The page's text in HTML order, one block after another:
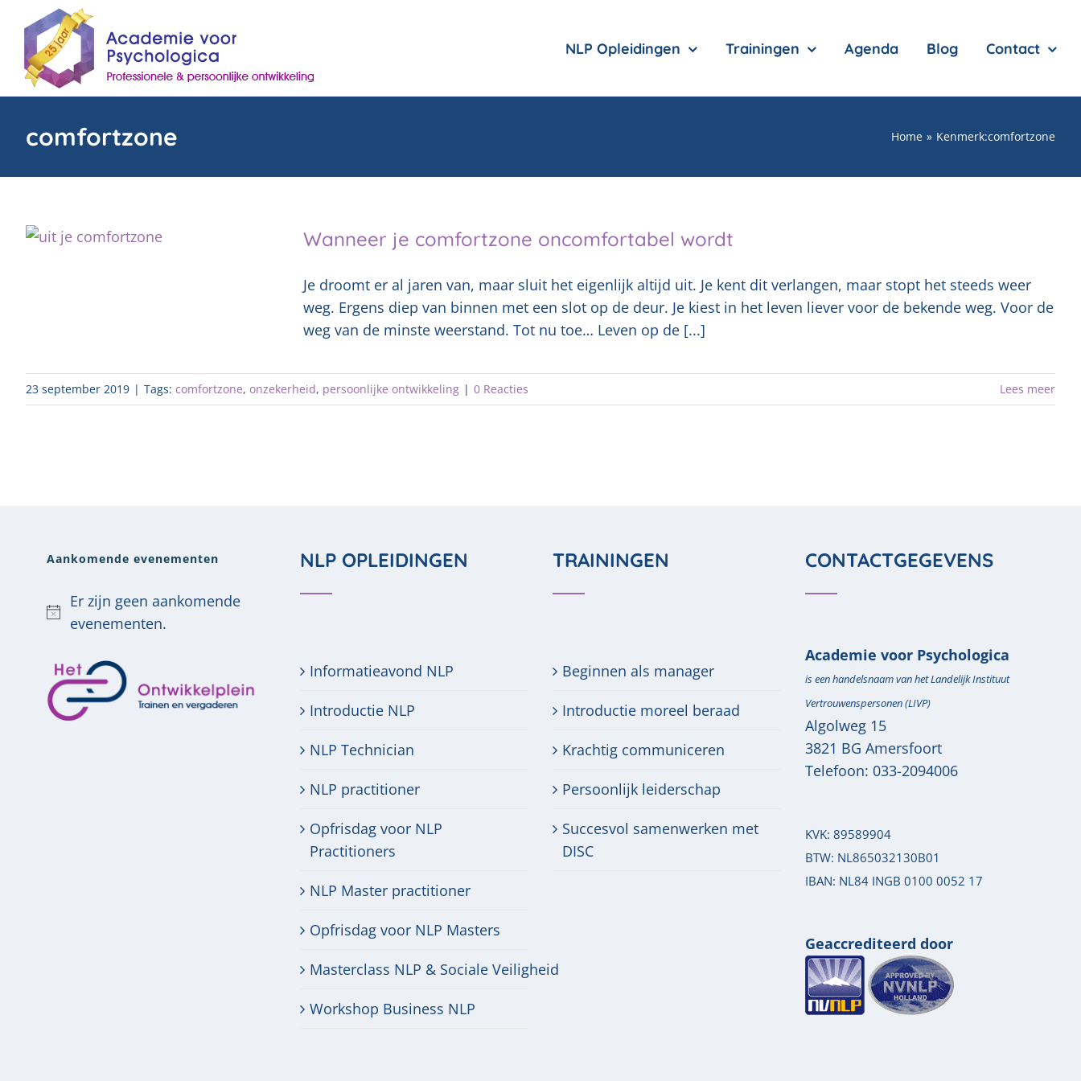
content
NLP Opleidingen Trainingen Agenda Blog Contact
comfortzone Home Kenmerk:comfortzone
Wanneer je comfortzone oncomfortabel wordt
Je droomt er al jaren van, maar sluit het eigenlijk altijd uit. Je kent dit verlangen, maar stopt het steeds weer
weg. Ergens diep van binnen met een slot op de deur. Je kiest in het leven liever voor de bekende weg. Voor de
weg van de minste weerstand. Tot nu toe… Leven op de [...]
23 september 2019 | Tags: comfortzone, onzekerheid, persoonlijke ontwikkeling | 0 Reacties Lees meer
Aankomende evenementen
Bericht
Er zijn geen aankomende
evenementen.
NLP OPLEIDINGEN
Informatieavond NLP
Introductie NLP
NLP Technician
NLP practitioner
Opfrisdag voor NLP
Practitioners
NLP Master practitioner
Opfrisdag voor NLP Masters
Masterclass NLP & Sociale Veiligheid
Workshop Business NLP
TRAININGEN
Beginnen als manager
Introductie moreel beraad
Krachtig communiceren
Persoonlijk leiderschap
Succesvol samenwerken met
DISC
CONTACTGEGEVENS
Academie voor Psychologica
is een handelsnaam van het Landelijk Instituut
Vertrouwenspersonen (LIVP)
Algolweg 15
3821 BG Amersfoort
Telefoon: 033-2094006
KVK: 89589904
BTW: NL865032130B01
IBAN: NL84 INGB 0100 0052 17
Geaccrediteerd door